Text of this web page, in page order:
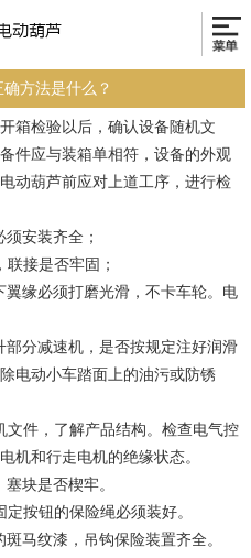
方法是什么？
箱检验以后，确认设备随机文
件应与装箱单相符，设备的外观
动葫芦前应对上道工序，进行检
安装齐全；
联接是否牢固；
缘必须打磨光滑，不卡车轮。电
分减速机，是否按规定注好润滑
电动小车踏面上的油污或防锈
文件，了解产品结构。检查电气控
机和行走电机的绝缘状态。
块是否楔牢。
按钮的保险绳必须装好。
马纹漆，吊钩保险装置齐全。